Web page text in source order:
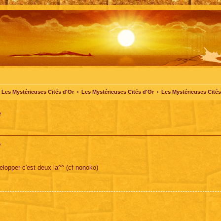
Les Mystérieuses Cités d'Or Les Mystérieuses Cités d'Or Les Mystérieuses
c'est deux la^^ (cf nonoko)